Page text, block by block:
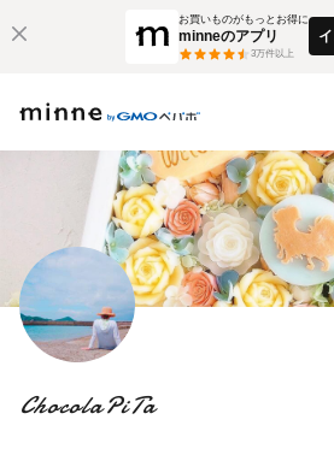
お買いものがもっとお得に
minneのアプリ
3万件以上
ChocolaPiTa